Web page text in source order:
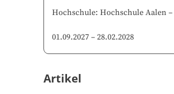
Hochschule: Hochschule Aalen –
01.09.2027 – 28.02.2028
Artikel